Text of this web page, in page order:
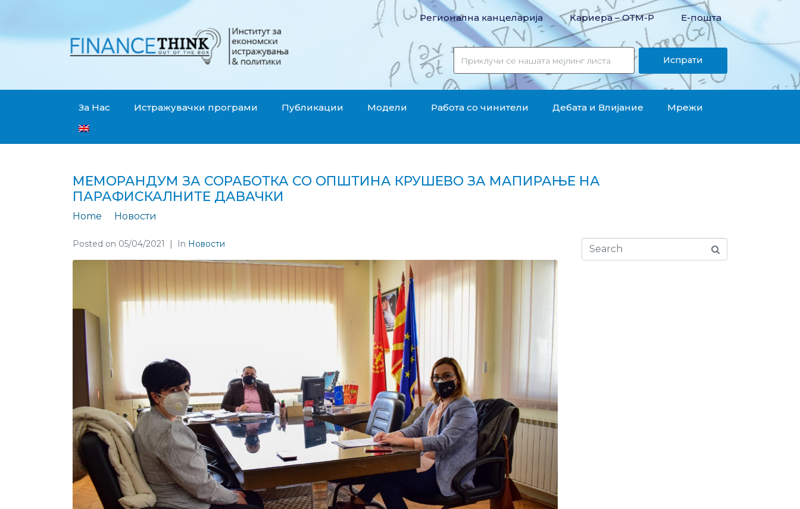
Регионална канцеларија Кариера – OТМ-Р Е-пошта
Испрати
За Нас Истражувачки програми Публикации Модели Работа со чинители Дебата и Влијание Мрежи
МЕМОРАНДУМ ЗА СОРАБОТКА СО ОПШТИНА КРУШЕВО ЗА МАПИРАЊЕ НА
ПАРАФИСКАЛНИТЕ ДАВАЧКИ
Home Новости
Posted on 05/04/2021 In Новости